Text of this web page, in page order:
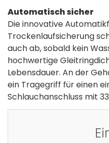
Automatisch sicher
Die innovative
Trockenlaufsicherung
auch ab, sobald kein
hochwertige
Lebensdauer. An der
ein Tragegriff für einen
Schlauchanschluss mit